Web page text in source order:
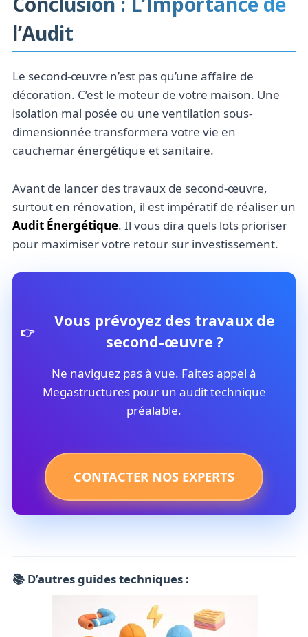
l’Audit
Le second-œuvre n’est pas qu’une affaire de
décoration. C’est le moteur de votre maison. Une
isolation mal posée ou une ventilation sous-
dimensionnée transformera votre vie en
cauchemar énergétique et sanitaire.
Avant de lancer des travaux de second-œuvre,
surtout en rénovation, il est impératif de réaliser un
Audit Énergétique. Il vous dira quels lots prioriser
pour maximiser votre retour sur investissement.
Vous prévoyez des travaux de
second-œuvre ?
Ne naviguez pas à vue. Faites appel à
Megastructures pour un audit technique
préalable.
CONTACTER NOS EXPERTS
📚 D’autres guides techniques :